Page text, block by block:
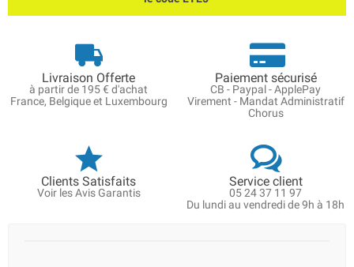
Livraison Offerte
à partir de 195 € d'achat
France, Belgique et Luxembourg
Paiement sécurisé
CB - Paypal - ApplePay
Virement - Mandat Administratif
Chorus
Clients Satisfaits
Voir les Avis Garantis
Service client
05 24 37 11 97
Du lundi au vendredi de 9h à 18h